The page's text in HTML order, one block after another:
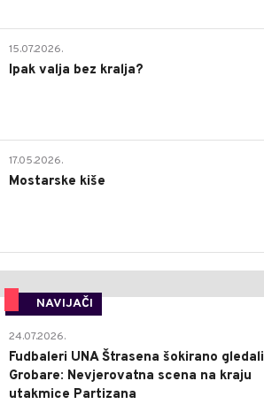
15.07.2026.
Ipak valja bez kralja?
17.05.2026.
Mostarske kiše
NAVIJAČI
24.07.2026.
Fudbaleri UNA Štrasena šokirano gledali
Grobare: Nevjerovatna scena na kraju
utakmice Partizana